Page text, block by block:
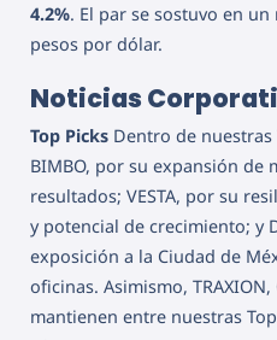
4.2%. El par se sostuvo en
pesos por dólar.
Noticias
Top Picks Dentro de nuestras
BIMBO, por su expansión de
resultados; VESTA, por su
y potencial de crecimiento; y
exposición a la Ciudad de
oficinas. Asimismo, TRAXION,
mantienen entre nuestras